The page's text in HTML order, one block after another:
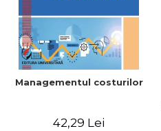
Managementul costurilor
42,29 Lei